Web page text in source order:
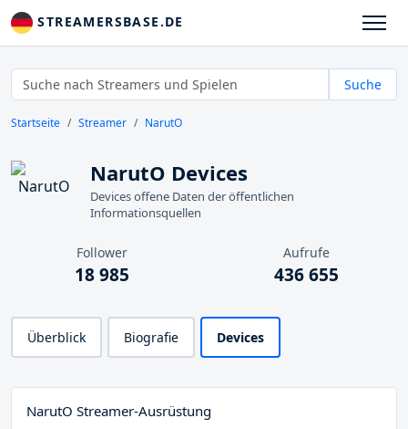
STREAMERSBASE.DE
Suche
Startseite Streamer NarutO
NarutO Devices
Devices offene Daten der öffentlichen
Informationsquellen
Follower
18 985
Aufrufe
436 655
Überblick Biografie Devices
NarutO Streamer-Ausrüstung